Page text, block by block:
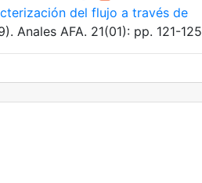
del flujo a través de
Anales AFA. 21(01): pp. 121-125